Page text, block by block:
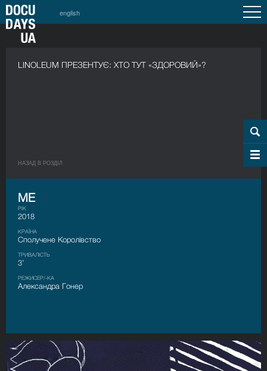
english
LINOLEUM ПРЕЗЕНТУЄ: ХТО ТУТ «ЗДОРОВИЙ»?
НАЗАД В РОЗДIЛ
МЕ
РІК
2018
КРАЇНА
Сполучене Королівство
ТРИВАЛІСТЬ
3’
РЕЖИСЕР/-КА
Александра Гонер